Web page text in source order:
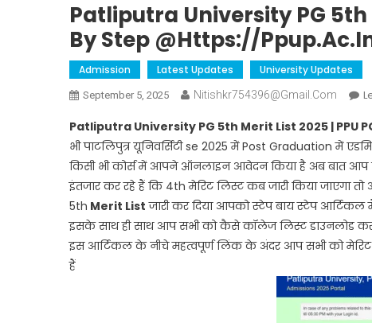
Patliputra University PG 5th
By Step @https://
Admission Latest Updates University Updates
September 5, 2025 Nitishkr754396@gmail.com
Patliputra University PG 5th Merit List 2025 | PPU
भी पाटलिपुत्र यूनिवर्सिटी se 2025 में Post Graduation
किसी भी कोर्स में आपने ऑनलाइन आवेदन किया है अब बात आप
इंतजार कर रहे हैं कि 4th मेरिट लिस्ट कब जारी किया जाएगा
5th Merit List जारी कर दिया आपको स्टेप बाय स्टेप
इसके साथ ही साथ आप सभी को कैसे कॉलेज लिस्ट डाउनलोड
इस आर्टिकल के नीचे महत्वपूर्ण लिंक के अंदर आप सभी को
हैं